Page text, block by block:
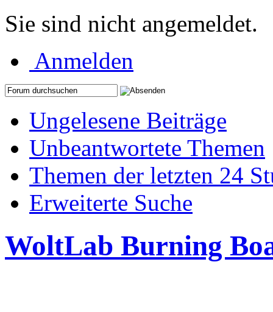
Sie sind nicht angemeldet.
Anmelden
Ungelesene Beiträge
Unbeantwortete Themen
Themen der letzten 24
Erweiterte Suche
WoltLab Burning